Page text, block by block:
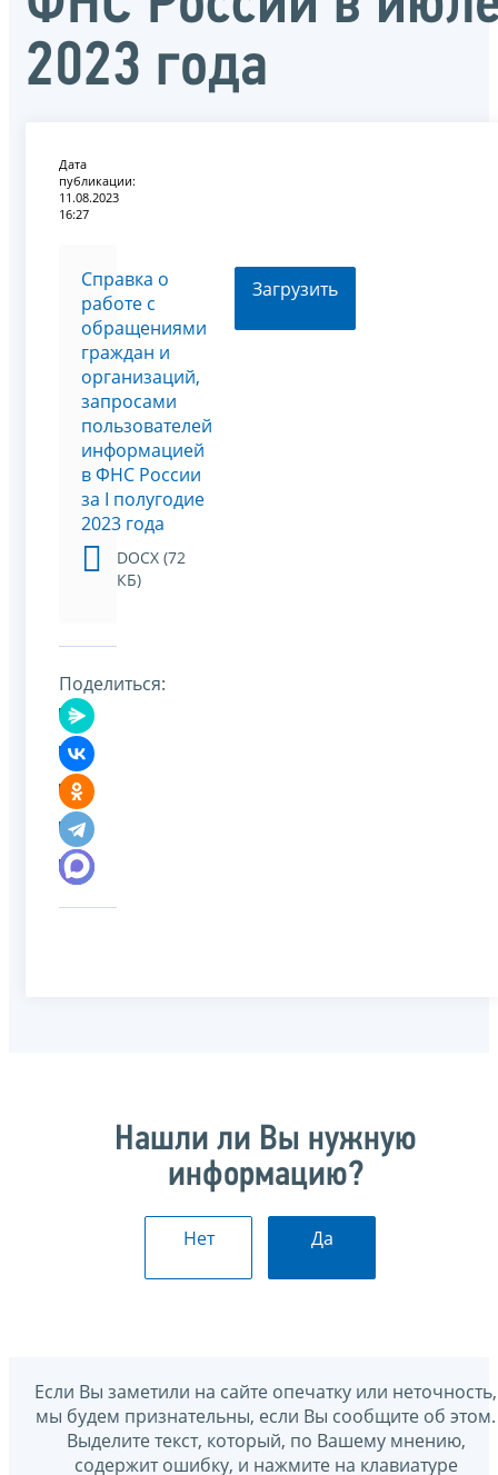
2023 года
Дата
публикации:
11.08.2023
16:27
Справка о
работе с
обращениями
граждан и
организаций,
запросами
пользователей
информацией
в ФНС России
за I полугодие
2023 года
DOCX (72
КБ)
Загрузить
Поделиться:
Нашли ли Вы нужную
информацию?
Нет Да
Если Вы заметили на сайте опечатку или неточность,
мы будем признательны, если Вы сообщите об этом.
Выделите текст, который, по Вашему мнению,
содержит ошибку, и нажмите на клавиатуре